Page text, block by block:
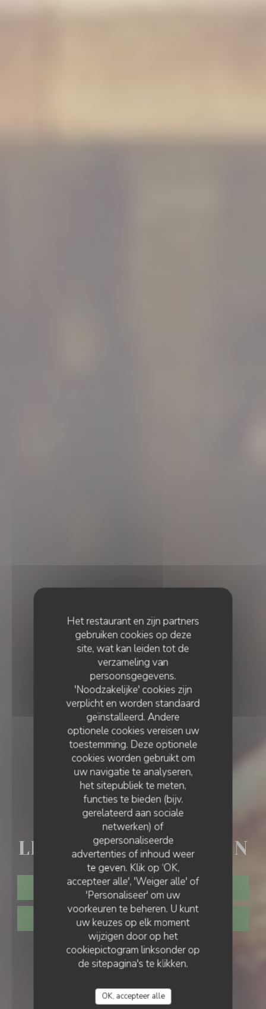
Het restaurant en zijn partners
gebruiken cookies op deze
site, wat kan leiden tot de
verzameling van
persoonsgegevens.
'Noodzakelijke' cookies zijn
verplicht en worden standaard
geïnstalleerd. Andere
optionele cookies vereisen uw
toestemming. Deze optionele
cookies worden gebruikt om
uw navigatie te analyseren,
het sitepubliek te meten,
functies te bieden (bijv.
gerelateerd aan sociale
netwerken) of
gepersonaliseerde
advertenties of inhoud weer
te geven. Klik op 'OK,
accepteer alle', 'Weiger alle' of
'Personaliseer' om uw
voorkeuren te beheren. U kunt
uw keuzes op elk moment
wijzigen door op het
cookiepictogram linksonder op
de sitepagina's te klikken.
OK, accepteer alle
HERBERG• MONTGEROULT
LES BROCHES DU VEXIN
RESERVEER EEN TAFEL
AFHAAL